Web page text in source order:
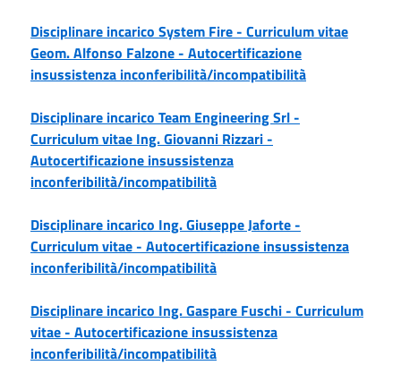
Disciplinare incarico System Fire - Curriculum vitae
Geom. Alfonso Falzone - Autocertificazione
insussistenza inconferibilità/incompatibilità
Disciplinare incarico Team Engineering Srl -
Curriculum vitae Ing. Giovanni Rizzari -
Autocertificazione insussistenza
inconferibilità/incompatibilità
Disciplinare incarico Ing. Giuseppe Jaforte -
Curriculum vitae - Autocertificazione insussistenza
inconferibilità/incompatibilità
Disciplinare incarico Ing. Gaspare Fuschi - Curriculum
vitae - Autocertificazione insussistenza
inconferibilità/incompatibilità